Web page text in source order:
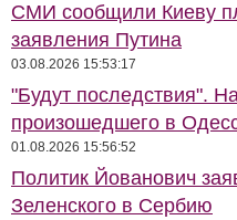
СМИ сообщили Киеву
заявления Путина
03.08.2026 15:53:17
"Будут последствия".
произошедшего в
01.08.2026 15:56:52
Политик Йованович
Зеленского в Сербию